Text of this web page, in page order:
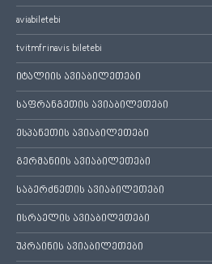
aviabiletebi
tvitmfrinavis biletebi
იტალიის ავიაბილეთები
საფრანგეთის ავიაბილეთები
ესპანეთის ავიაბილეთები
გერმანიის ავიაბილეთები
საბერძნეთის ავიაბილეთები
ისრაელის ავიაბილეთები
უკრაინის ავიაბილეთები